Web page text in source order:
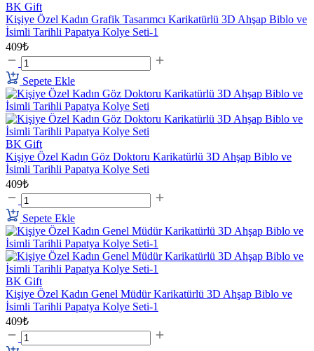
BK Gift
Kişiye Özel Kadın Grafik Tasarımcı Karikatürlü 3D Ahşap Biblo ve
İsimli Tarihli Papatya Kolye Seti-1
409₺
Sepete Ekle
BK Gift
Kişiye Özel Kadın Göz Doktoru Karikatürlü 3D Ahşap Biblo ve
İsimli Tarihli Papatya Kolye Seti
409₺
Sepete Ekle
BK Gift
Kişiye Özel Kadın Genel Müdür Karikatürlü 3D Ahşap Biblo ve
İsimli Tarihli Papatya Kolye Seti-1
409₺